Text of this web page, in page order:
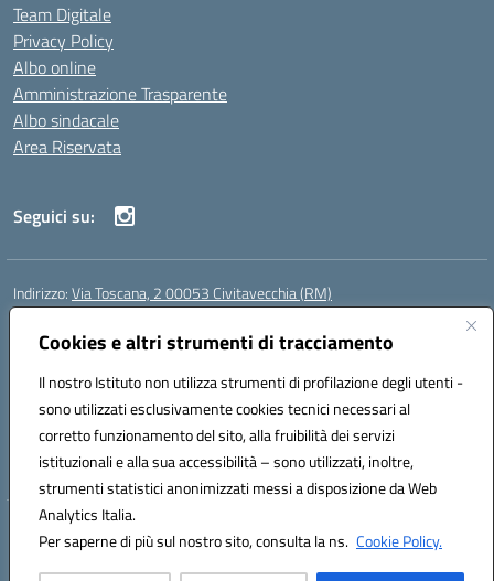
Cookies e altri strumenti di tracciamento
Il nostro Istituto non utilizza strumenti di profilazione degli utenti -
sono utilizzati esclusivamente cookies tecnici necessari al
corretto funzionamento del sito, alla fruibilità dei servizi
istituzionali e alla sua accessibilità – sono utilizzati, inoltre,
strumenti statistici anonimizzati messi a disposizione da Web
Analytics Italia.
Per saperne di più sul nostro sito, consulta la ns. Cookie Policy.
Team Digitale
Privacy Policy
Albo online
Amministrazione Trasparente
Albo sindacale
Area Riservata
Seguici su:
Indirizzo:Via Toscana, 2 00053 Civitavecchia (RM)
Centralino:
Posta elettronica certificata (PEC):rmic8b900g@pec.istruzione.it
Codice fiscale: 91038380589
Codice meccanografico:RMIC8B900G
Codice Indice delle Pubbliche Amministrazioni (IPA): istsc_rmic8b900g
Codice unico di fatturazione (CUF): UFP4NO
Hosting & Powered by 3D Solution S.r.l.
Concept & Design by Designers Italia